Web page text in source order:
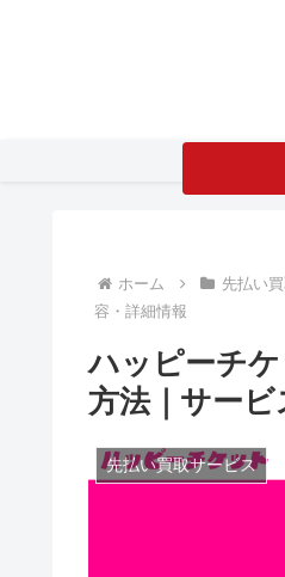
ホーム 先払い
容・詳細情報
ハッピーチ
方法｜サー
先払い買取サービス